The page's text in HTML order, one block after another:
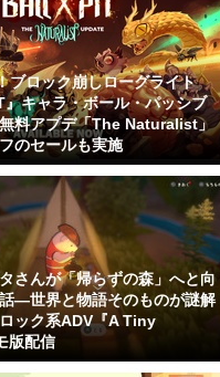
ブロック崩しローグライト
キャラ・ボール・パッシブ
料アプデ「The Naturalist」
のセールも実施
さんが「帰らずの森」へと向
―世界と物語そのものが謎解
ック系ADV『A Tiny
版配信